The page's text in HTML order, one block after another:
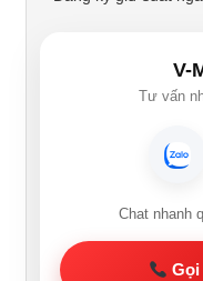
V-
Tư vấn
Chat nhanh
Gọi